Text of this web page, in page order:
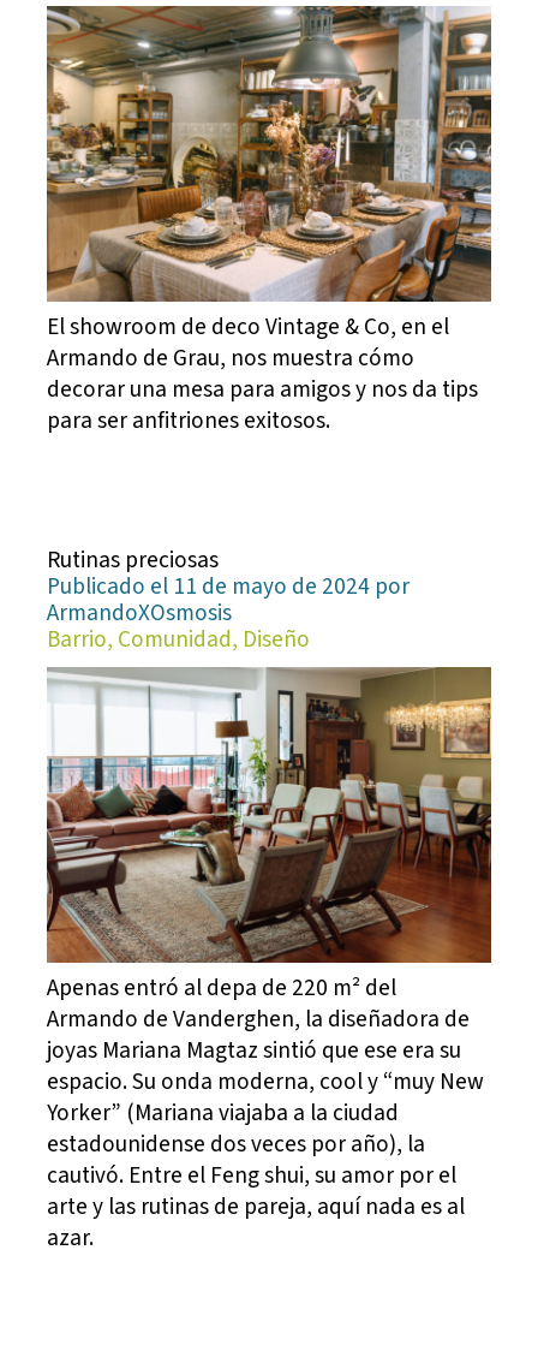
El showroom de deco Vintage & Co, en el
Armando de Grau, nos muestra cómo
decorar una mesa para amigos y nos da tips
para ser anfitriones exitosos.
Rutinas preciosas
Publicado el 11 de mayo de 2024 por
ArmandoXOsmosis
Barrio, Comunidad, Diseño
Apenas entró al depa de 220 m² del
Armando de Vanderghen, la diseñadora de
joyas Mariana Magtaz sintió que ese era su
espacio. Su onda moderna, cool y “muy New
Yorker” (Mariana viajaba a la ciudad
estadounidense dos veces por año), la
cautivó. Entre el Feng shui, su amor por el
arte y las rutinas de pareja, aquí nada es al
azar.